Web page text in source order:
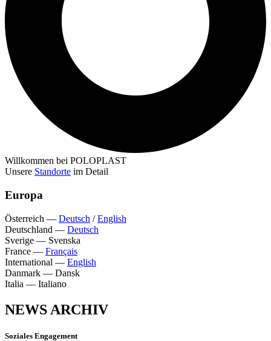
Willkommen bei POLOPLAST
Unsere Standorte im Detail
Europa
Österreich — Deutsch /English
Deutschland — Deutsch
Sverige — Svenska
France — Français
International — English
Danmark — Dansk
Italia — Italiano
NEWS ARCHIV
Soziales Engagement